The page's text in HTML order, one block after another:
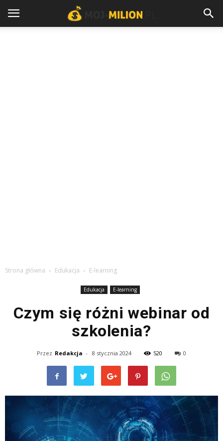
Strona główna Edukacja E-learning
Edukacja E-learning
Czym się różni webinar od
szkolenia?
Przez Redakcja - 8 stycznia 2024 520 0